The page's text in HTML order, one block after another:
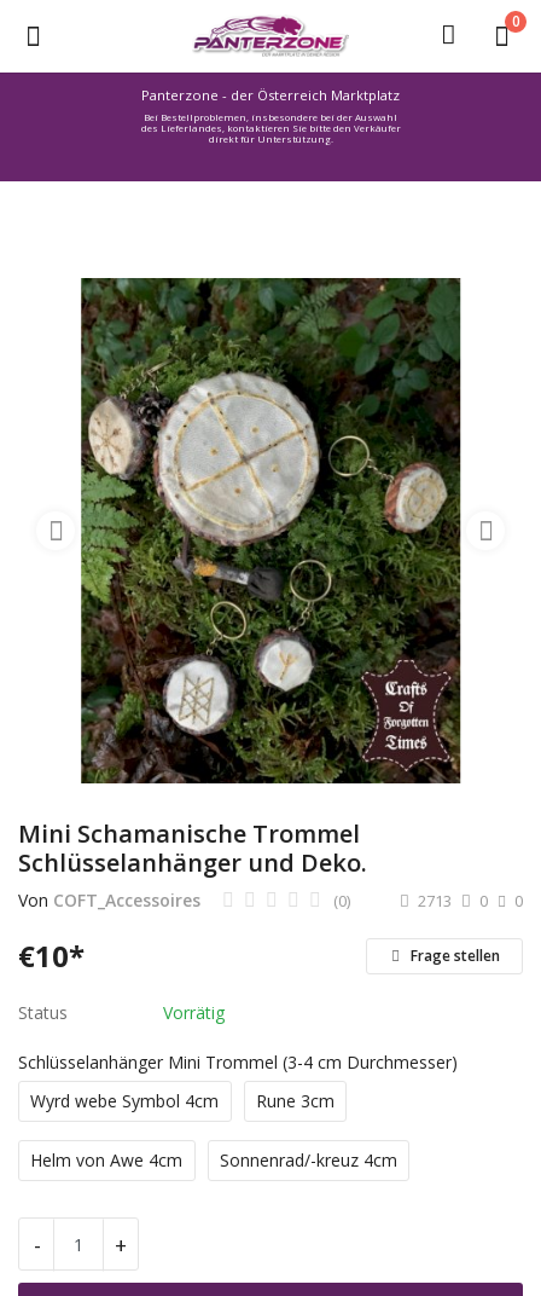
Panterzone - der Österreich Marktplatz
Bei Bestellproblemen, insbesondere bei der Auswahl
des Lieferlandes, kontaktieren Sie bitte den Verkäufer
direkt für Unterstützung.
0
Immozone
Service /
Hilfe
Warenmarkt
Lebensmittelmarkt
Baumarkt
Dienstleistungen
Stellenmarkt
Travelzone
Immozone
Wunschliste
Blog
Was ist PanterZONE?
Anmeldung
Registrieren
EUR (€)
Mini Schamanische Trommel
Schlüsselanhänger und Deko.
Von COFT_Accessoires 0
(0) 0
2713
€10* Frage stellen
Status Vorrätig
Schlüsselanhänger Mini Trommel (3-4 cm Durchmesser)
Wyrd webe Symbol 4cm
Rune 3cm
Helm von Awe 4cm Sonnenrad/-kreuz 4cm
- +